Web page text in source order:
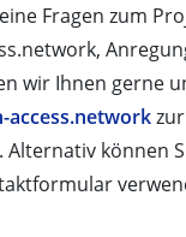
Fragen zum
wir Ihnen gerne
access.networkzur
Alternativ können